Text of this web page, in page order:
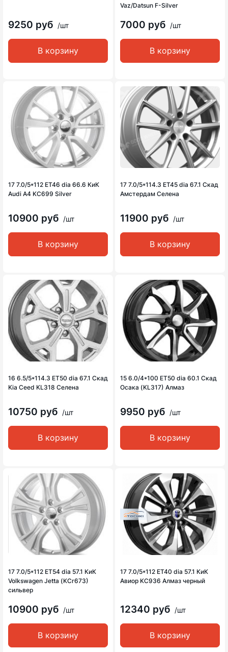
9250 руб /шт
В корзину
Vaz/Datsun F-Silver
7000 руб /шт
В корзину
17 7.0/5*112 ET46 dia 66.6 КиК
Audi A4 KC699 Silver
10900 руб /шт
В корзину
17 7.0/5*114.3 ET45 dia 67.1 Скад
Амстердам Селена
11900 руб /шт
В корзину
16 6.5/5*114.3 ET50 dia 67.1 Скад
Kia Ceed KL318 Селена
10750 руб /шт
В корзину
15 6.0/4*100 ET50 dia 60.1 Скад
Осака (KL317) Алмаз
9950 руб /шт
В корзину
17 7.0/5*112 ET54 dia 57.1 КиК
Volkswagen Jetta (KCr673)
сильвер
10900 руб /шт
В корзину
17 7.0/5*112 ET40 dia 57.1 КиК
Авиор KC936 Алмаз черный
12340 руб /шт
В корзину